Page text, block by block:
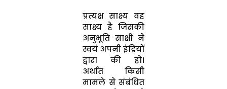
प्रत्यक्ष साक्ष्य वह
साक्ष्य है जिसकी
अनुभूति साक्षी ने
स्वयं अपनी इंद्रियों
द्वारा की हो।
अर्थात किसी
मामले से संबंधित